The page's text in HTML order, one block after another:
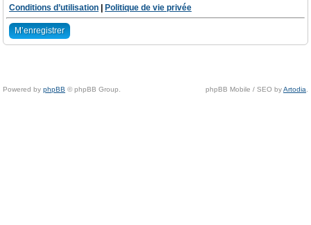
Conditions d’utilisation
Politique de vie privée
M’enregistrer
Powered by phpBB © phpBB Group. phpBB Mobile / SEO byArtodia